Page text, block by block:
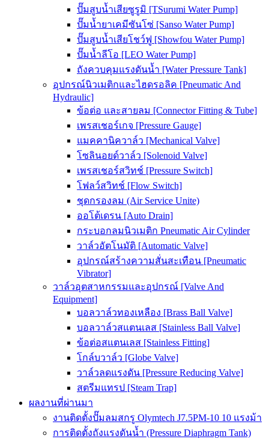
ปั๊มสูบน้ำเสียซูรูมิ [TSurumi Water Pump]
ปั๊มน้ำยาเคมีซันโซ่ [Sanso Water Pump]
ปั๊มสูบน้ำเสียโชว์ฟู [Showfou Water Pump]
ปั๊มน้ำลีโอ [LEO Water Pump]
ถังควบคุมแรงดันน้ำ [Water Pressure Tank]
อุปกรณ์นิวเมติกและไฮดรอลิค [Pneumatic And
Hydraulic]
ข้อต่อ และสายลม [Connector Fitting & Tube]
เพรสเชอร์เกจ [Pressure Gauge]
แมคคานิควาล์ว [Mechanical Valve]
โซลินอยด์วาล์ว [Solenoid Valve]
เพรสเชอร์สวิทช์ [Pressure Switch]
โฟลว์สวิทช์ [Flow Switch]
ชุดกรองลม (Air Service Unite)
ออโต้เดรน [Auto Drain]
กระบอกลมนิวเมติก Pneumatic Air Cylinder
วาล์วอัตโนมัติ [Automatic Valve]
อุปกรณ์สร้างความสั่นสะเทือน [Pneumatic
Vibrator]
วาล์วอุตสาหกรรมและอุปกรณ์ [Valve And
Equipment]
บอลวาล์วทองเหลือง [Brass Ball Valve]
บอลวาล์วสแตนเลส [Stainless Ball Valve]
ข้อต่อสแตนเลส [Stainless Fitting]
โกล์บวาล์ว [Globe Valve]
วาล์วลดแรงดัน [Pressure Reducing Valve]
สตรีมแทรป [Steam Trap]
ผลงานที่ผ่านมา
งานติดตั้งปั๊มลมสกรู Olymtech J7.5PM-10 10 แรงม้า
การติดตั้งถังแรงดันน้ำ (Pressure Diaphragm Tank)